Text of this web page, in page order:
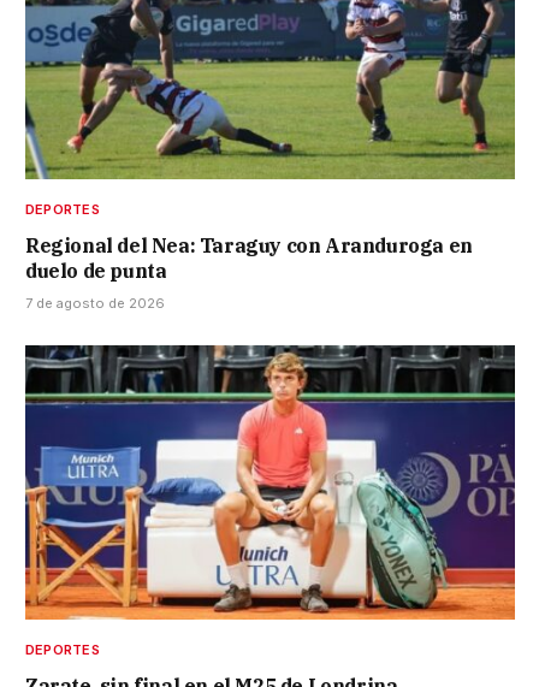
DEPORTES
Regional del Nea: Taraguy con Aranduroga en
duelo de punta
7 de agosto de 2026
DEPORTES